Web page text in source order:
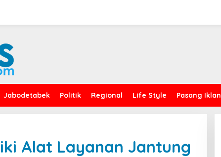
Jabodetabek Politik Regional Life Style Pasang Iklan
Alat Layanan Jantung